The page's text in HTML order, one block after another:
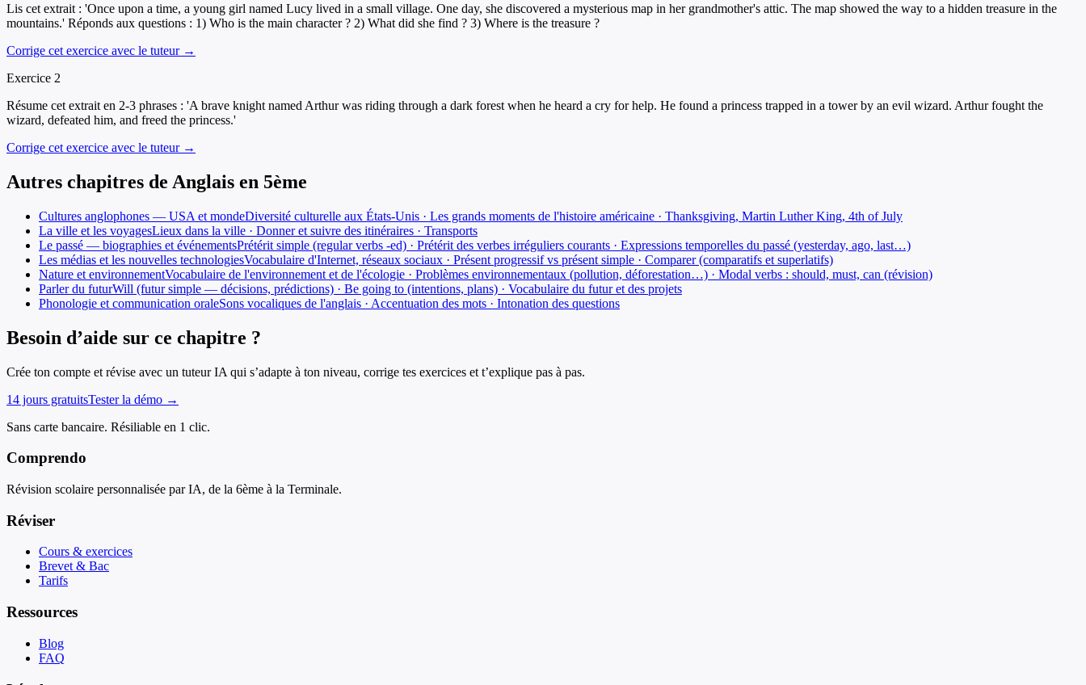
Lis cet extrait : 'Once upon a time, a young girl named Lucy lived in a small village. One day, she discovered a mysterious map in her grandmother's attic. The map showed the way to a hidden treasure in the
mountains.' Réponds aux questions : 1) Who is the main character ? 2) What did she find ? 3) Where is the treasure ?
Corrige cet exercice avec le tuteur →
Exercice 2
Résume cet extrait en 2-3 phrases : 'A brave knight named Arthur was riding through a dark forest when he heard a cry for help. He found a princess trapped in a tower by an evil wizard. Arthur fought the
wizard, defeated him, and freed the princess.'
Corrige cet exercice avec le tuteur →
Autres chapitres de Anglais en 5ème
Cultures anglophones — USA et mondeDiversité culturelle aux États-Unis · Les grands moments de l'histoire américaine · Thanksgiving, Martin Luther King, 4th of July
La ville et les voyagesLieux dans la ville · Donner et suivre des itinéraires · Transports
Le passé — biographies et événementsPrétérit simple (regular verbs -ed) · Prétérit des verbes irréguliers courants · Expressions temporelles du passé (yesterday, ago, last…)
Les médias et les nouvelles technologiesVocabulaire d'Internet, réseaux sociaux · Présent progressif vs présent simple · Comparer (comparatifs et superlatifs)
Nature et environnementVocabulaire de l'environnement et de l'écologie · Problèmes environnementaux (pollution, déforestation…) · Modal verbs : should, must, can (révision)
Parler du futurWill (futur simple — décisions, prédictions) · Be going to (intentions, plans) · Vocabulaire du futur et des projets
Phonologie et communication oraleSons vocaliques de l'anglais · Accentuation des mots · Intonation des questions
Besoin d’aide sur ce chapitre ?
Crée ton compte et révise avec un tuteur IA qui s’adapte à ton niveau, corrige tes exercices et t’explique pas à pas.
14 jours gratuitsTester la démo →
Sans carte bancaire. Résiliable en 1 clic.
Comprendo
Révision scolaire personnalisée par IA, de la 6ème à la Terminale.
Réviser
Cours & exercices
Brevet & Bac
Tarifs
Ressources
Blog
FAQ